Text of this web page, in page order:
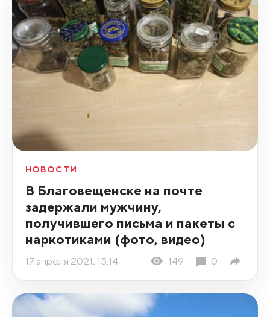
НОВОСТИ
В Благовещенске на почте
задержали мужчину,
получившего письма и пакеты с
наркотиками (фото, видео)
17 апреля 2021, 15:14 149 0